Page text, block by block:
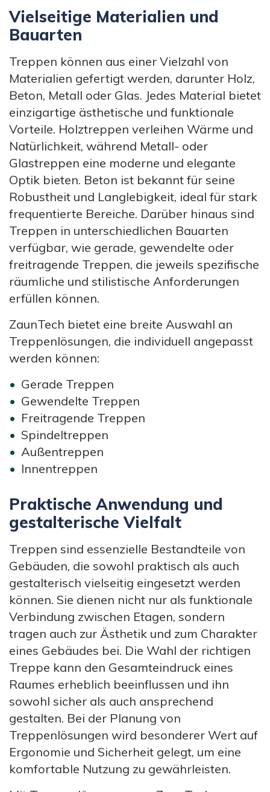
Vielseitige Materialien und
Bauarten
Treppen können aus einer Vielzahl von
Materialien gefertigt werden, darunter Holz,
Beton, Metall oder Glas. Jedes Material bietet
einzigartige ästhetische und funktionale
Vorteile. Holztreppen verleihen Wärme und
Natürlichkeit, während Metall- oder
Glastreppen eine moderne und elegante
Optik bieten. Beton ist bekannt für seine
Robustheit und Langlebigkeit, ideal für stark
frequentierte Bereiche. Darüber hinaus sind
Treppen in unterschiedlichen Bauarten
verfügbar, wie gerade, gewendelte oder
freitragende Treppen, die jeweils spezifische
räumliche und stilistische Anforderungen
erfüllen können.
ZaunTech bietet eine breite Auswahl an
Treppenlösungen, die individuell angepasst
werden können:
Gerade Treppen
Gewendelte Treppen
Freitragende Treppen
Spindeltreppen
Außentreppen
Innentreppen
Praktische Anwendung und
gestalterische Vielfalt
Treppen sind essenzielle Bestandteile von
Gebäuden, die sowohl praktisch als auch
gestalterisch vielseitig eingesetzt werden
können. Sie dienen nicht nur als funktionale
Verbindung zwischen Etagen, sondern
tragen auch zur Ästhetik und zum Charakter
eines Gebäudes bei. Die Wahl der richtigen
Treppe kann den Gesamteindruck eines
Raumes erheblich beeinflussen und ihn
sowohl sicher als auch ansprechend
gestalten. Bei der Planung von
Treppenlösungen wird besonderer Wert auf
Ergonomie und Sicherheit gelegt, um eine
komfortable Nutzung zu gewährleisten.